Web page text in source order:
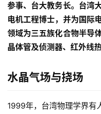
参事、台大教务长。 台湾
电机工程博士，并为国际
领域为三五族化合物半导
晶体管及侦测器、红外线
水晶气场与挠场
1999年，台湾物理学界有